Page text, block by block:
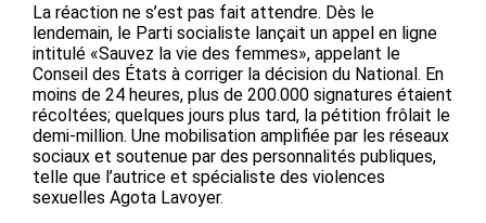
La réaction ne s’est pas fait attendre. Dès le
lendemain, le Parti socialiste lançait un appel en ligne
intitulé «Sauvez la vie des femmes», appelant le
Conseil des États à corriger la décision du National. En
moins de 24 heures, plus de 200.000 signatures étaient
récoltées; quelques jours plus tard, la pétition frôlait le
demi-million. Une mobilisation amplifiée par les réseaux
sociaux et soutenue par des personnalités publiques,
telle que l’autrice et spécialiste des violences
sexuelles Agota Lavoyer.